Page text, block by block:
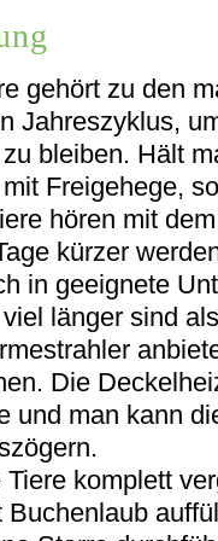
gehört zu den
Jahreszyklus,
bleiben. Hält
Freigehege,
hören mit
kürzer
in geeignete
länger sind
Die
und man kann
komplett
Buchenlaub